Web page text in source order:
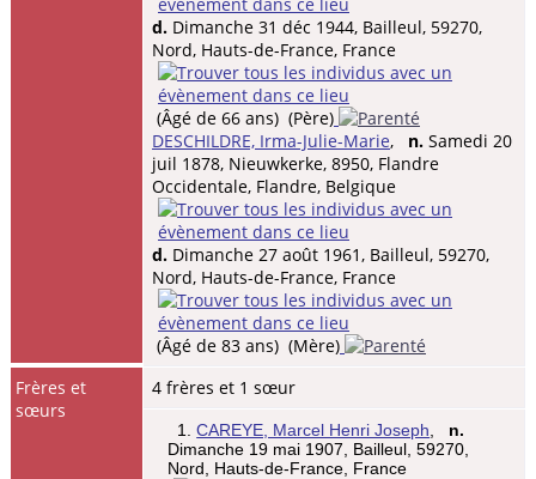
d. Dimanche 31 déc 1944, Bailleul, 59270,
Nord, Hauts-de-France, France
(Âgé de 66 ans) (Père)
DESCHILDRE, Irma-Julie-Marie, n. Samedi 20
juil 1878, Nieuwkerke, 8950, Flandre
Occidentale, Flandre, Belgique
d. Dimanche 27 août 1961, Bailleul, 59270,
Nord, Hauts-de-France, France
(Âgé de 83 ans) (Mère)
Frères et
sœurs
4 frères et 1 sœur
1.CAREYE, Marcel Henri Joseph
n.
Dimanche 19 mai 1907, Bailleul, 59270,
Nord, Hauts-de-France, France